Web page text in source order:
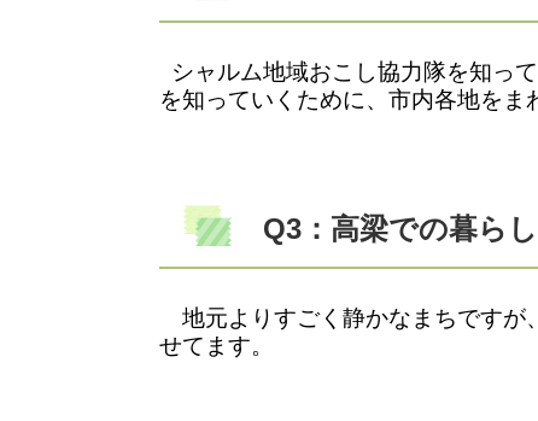
シャルム地域おこし協力隊を知っ
を知っていくために、市内各地をま
Q3：高梁での暮ら
地元よりすごく静かなまちですが
せてます。